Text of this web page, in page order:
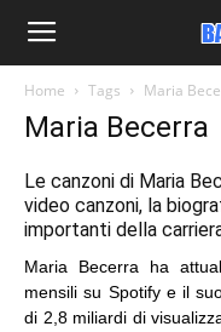
Home Tags Maria
Maria Becerra
Le canzoni di Maria
video canzoni, la
importanti della
Maria Becerra ha
mensili su Spotify e il
di 2,8 miliardi di